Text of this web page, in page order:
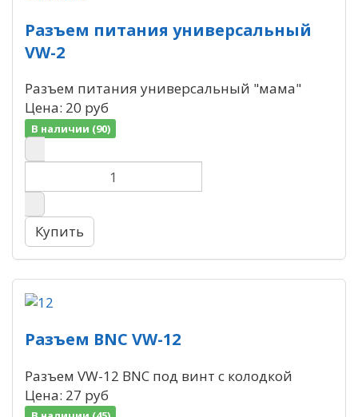
Разъем питания универсальный
VW-2
Разъем питания универсальный "мама"
Цена: 20 руб
В наличии (90)
Разъем BNC VW-12
Разъем VW-12 BNC под винт с колодкой
Цена: 27 руб